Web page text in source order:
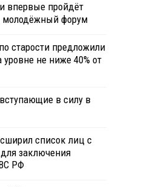
впервые пройдёт
форум
старости предложили
уровне не ниже 40% от
в силу в
список лиц с
заключения
РФ